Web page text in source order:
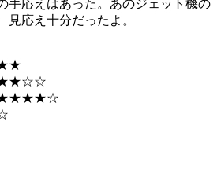
手応えはあった。あのジェット機の
見応え十分だったよ。
★★★☆☆
★★★★☆